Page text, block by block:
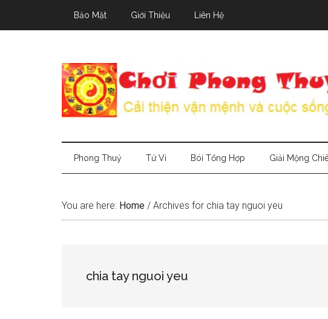
Bảo Mật Giới Thiệu Liên Hệ
Phong Thuỷ Tử Vi Bói Tổng Hợp Giải Mộng
You are here: Home / Archives for chia tay nguoi yeu
chia tay nguoi yeu